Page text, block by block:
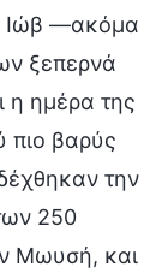
Ιώβ —ακόμα
ξεπερνά
η ημέρα της
πιο βαρύς
την
250
Μωυσή, και